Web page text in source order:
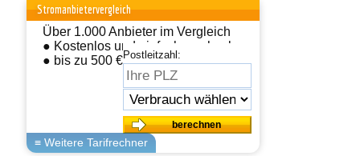
Stromanbietervergleich
Über 1.000 Anbieter im Vergleich
● Kostenlos und einfach wechseln
● bis zu 500 € sparen
Postleitzahl: